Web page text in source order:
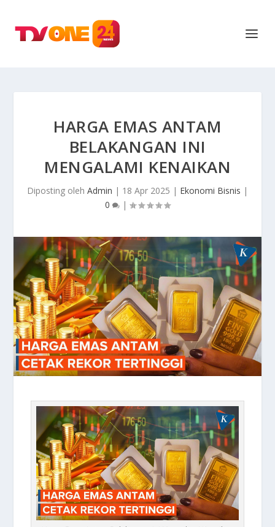
HARGA EMAS ANTAM
BELAKANGAN INI
MENGALAMI KENAIKAN
Diposting oleh Admin | 18 Apr 2025 | Ekonomi Bisnis |
0
|